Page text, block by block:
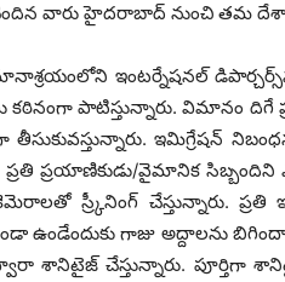
వారు హైదరాబాద్ నుంచి తమ
ఇంటర్నేషనల్ డిపార్చర్స్‌ను
పాటిస్తున్నారు. విమానం
ఇమిగ్రేషన్
ప్రయాణికుడు/వైమానిక సిబ్బందిని
స్ర్కీనింగ్ చేస్తున్నారు. ప్రతి
ఉండేందుకు గాజు అద్దాలను
శానిటైజ్ చేస్తున్నారు. పూర్తిగా